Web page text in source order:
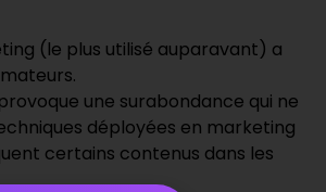
(le plus utilisé auparavant) a
une surabondance qui ne
déployées en marketing
certains contenus dans les